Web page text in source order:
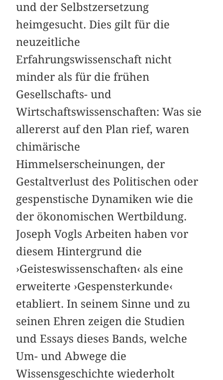
und der Selbstzersetzung
heimgesucht. Dies gilt für die
neuzeitliche
Erfahrungswissenschaft nicht
minder als für die frühen
Gesellschafts- und
Wirtschaftswissenschaften: Was sie
allererst auf den Plan rief, waren
chimärische
Himmelserscheinungen, der
Gestaltverlust des Politischen oder
gespenstische Dynamiken wie die
der ökonomischen Wertbildung.
Joseph Vogls Arbeiten haben vor
diesem Hintergrund die
›Geisteswissenschaften‹ als eine
erweiterte ›Gespensterkunde‹
etabliert. In seinem Sinne und zu
seinen Ehren zeigen die Studien
und Essays dieses Bands, welche
Um- und Abwege die
Wissensgeschichte wiederholt